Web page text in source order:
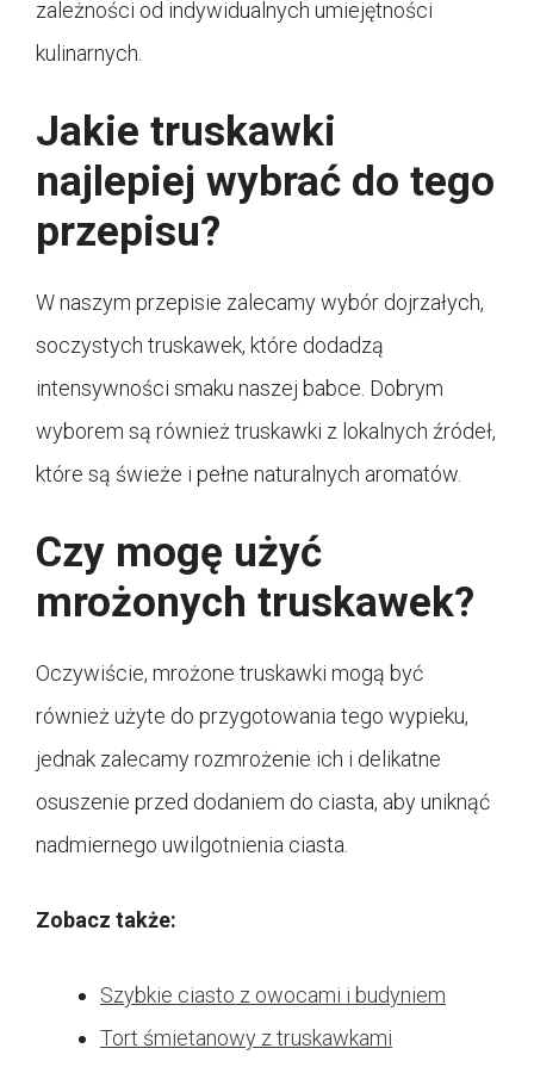
zależności od indywidualnych umiejętności
kulinarnych.
Jakie truskawki
najlepiej wybrać do tego
przepisu?
W naszym przepisie zalecamy wybór dojrzałych,
soczystych truskawek, które dodadzą
intensywności smaku naszej babce. Dobrym
wyborem są również truskawki z lokalnych źródeł,
które są świeże i pełne naturalnych aromatów.
Czy mogę użyć
mrożonych truskawek?
Oczywiście, mrożone truskawki mogą być
również użyte do przygotowania tego wypieku,
jednak zalecamy rozmrożenie ich i delikatne
osuszenie przed dodaniem do ciasta, aby uniknąć
nadmiernego uwilgotnienia ciasta.
Zobacz także:
Szybkie ciasto z owocami i budyniem
Tort śmietanowy z truskawkami